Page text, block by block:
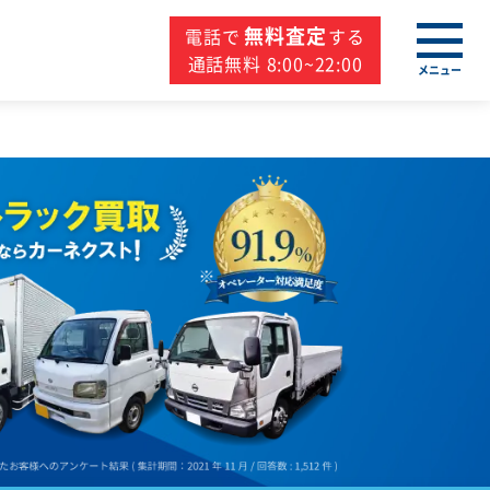
電話で 無料査定する
通話無料 8:00~22:00
メニュー